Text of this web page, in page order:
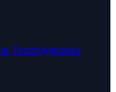
Техподдержка